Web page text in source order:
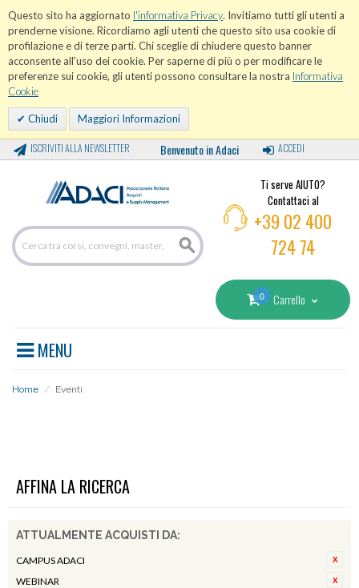
Questo sito ha aggiornato l'informativa Privacy. Invitiamo tutti gli utenti a
prenderne visione. Ricordiamo agli utenti che questo sito usa cookie di
profilazione e di terze parti. Chi sceglie di chiudere questo banner
acconsente all'uso dei cookie. Per saperne di più o per modificare le
preferenze sui cookie, gli utenti possono consultare la nostra Informativa
Cookie
Chiudi Maggiori Informazioni
ISCRIVITI ALLA NEWSLETTER Benvenuto in Adaci ACCEDI
Ti serve AIUTO?
Contattaci al
+39 02 400
724 74
0 Carrello
MENU
Home / Eventi
AFFINA LA RICERCA
ATTUALMENTE ACQUISTI DA:
CAMPUS ADACI
WEBINAR